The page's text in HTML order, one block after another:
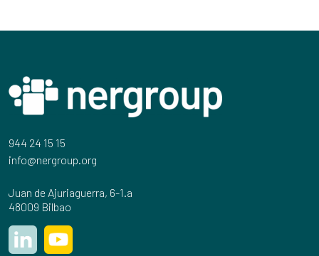
944 24 15 15
info@nergroup.org
Juan de Ajuriaguerra, 6-1.a
48009 Bilbao